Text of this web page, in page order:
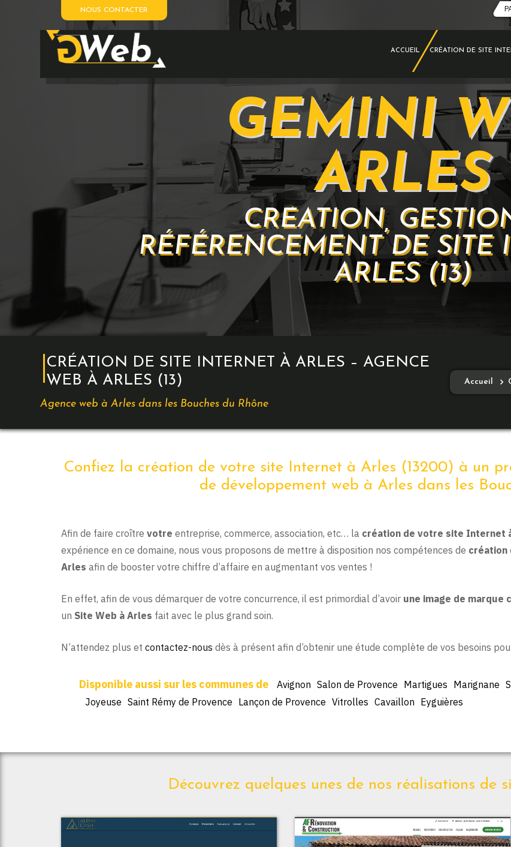
NOUS CONTACTER
ACCUEIL CRÉATION DE SITE
GEMINI
ARLES
CRÉATION,
RÉFÉRENCEMENT DE SITE
ARLES (13)
CRÉATION DE SITE INTERNET À ARLES – AGENCE
WEB À ARLES (13)
Agence web à Arles dans les Bouches du Rhône
Accueil
Confiez la création de votre site Internet à Arles (13200) à un
de développement web à Arles dans les
Afin de faire croître votre entreprise, commerce, association, etc… la création de votre site Internet
expérience en ce domaine, nous vous proposons de mettre à disposition nos compétences de création
Arles afin de booster votre chiffre d’affaire en augmentant vos ventes !
En effet, afin de vous démarquer de votre concurrence, il est primordial d’avoir une image de
un Site Web à Arles fait avec le plus grand soin.
N’attendez plus et contactez-nous dès à présent afin d’obtenir une étude complète de vos besoins
Avignon Salon de Provence Martigues Marignane
Joyeuse Saint Rémy de Provence Lançon de Provence Vitrolles Cavaillon Eyguières
Découvrez quelques unes de nos réalisations de